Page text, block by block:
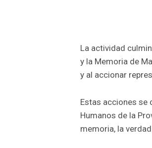
La actividad
y la Memoria de
y al accionar
Estas acciones se
Humanos de la
memoria, la